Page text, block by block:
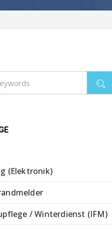
(Elektronik)
/ Winterdienst (IFM)